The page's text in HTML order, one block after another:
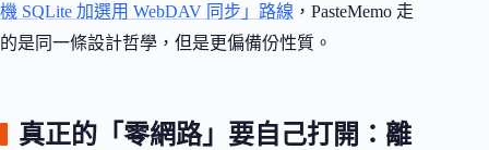
機 SQLite 加選用 WebDAV 同步」路線 ，PasteMemo 走
的是同一條設計哲學，但是更偏備份性質。
真正的「零網路」要自己打開：離